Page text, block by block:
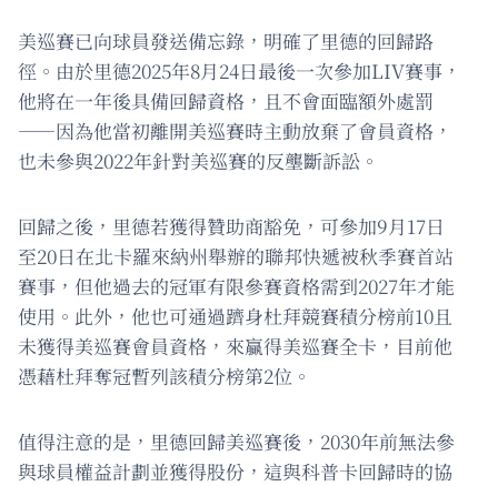
美巡賽已向球員發送備忘錄，明確了里德的回歸路
徑。由於里德2025年8月24日最後一次參加LIV賽事，
他將在一年後具備回歸資格，且不會面臨額外處罰
——因為他當初離開美巡賽時主動放棄了會員資格，
也未參與2022年針對美巡賽的反壟斷訴訟。
回歸之後，里德若獲得贊助商豁免，可參加9月17日
至20日在北卡羅來納州舉辦的聯邦快遞被秋季賽首站
賽事，但他過去的冠軍有限參賽資格需到2027年才能
使用。此外，他也可通過躋身杜拜競賽積分榜前10且
未獲得美巡賽會員資格，來贏得美巡賽全卡，目前他
憑藉杜拜奪冠暫列該積分榜第2位。
值得注意的是，里德回歸美巡賽後，2030年前無法參
與球員權益計劃並獲得股份，這與科普卡回歸時的協